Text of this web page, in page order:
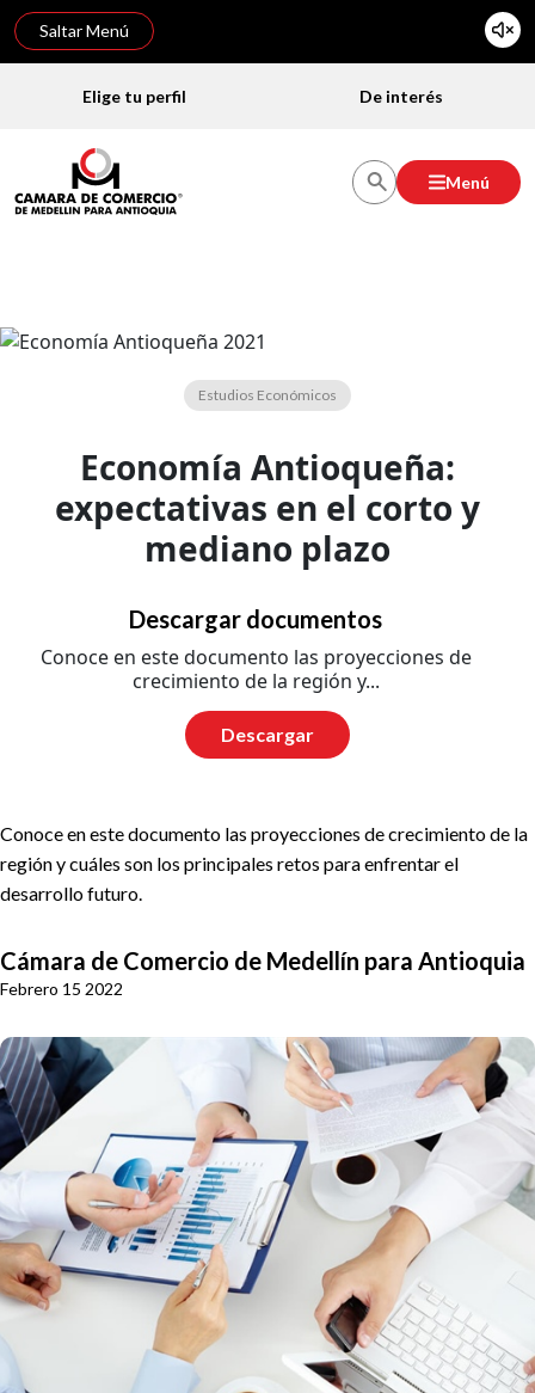
Saltar Menú
Elige tu perfil De interés
Menú
Estudios Económicos
Economía Antioqueña:
expectativas en el corto y
mediano plazo
Descargar documentos
Conoce en este documento las proyecciones de
crecimiento de la región y...
Descargar
Conoce en este documento las proyecciones de crecimiento de la
región y cuáles son los principales retos para enfrentar el
desarrollo futuro.
Cámara de Comercio de Medellín para Antioquia
Febrero 15 2022